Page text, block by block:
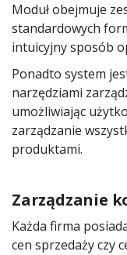
Moduł obejmuje
standardowych
intuicyjny sposób
Ponadto system
narzędziami
umożliwiając
zarządzanie
produktami.
Zarządzanie
Każda firma
cen sprzedaży czy